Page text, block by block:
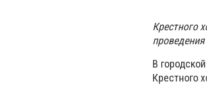
Крестного
В
Крестного